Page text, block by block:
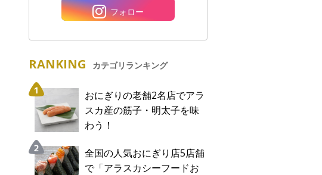
フォロー
RANKING カテゴリランキング
おにぎりの老舗2名店でアラ
スカ産の筋子・明太子を味
わう！
全国の人気おにぎり店5店舗
で「アラスカシーフードお